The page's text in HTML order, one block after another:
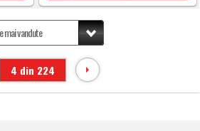
4 din 224